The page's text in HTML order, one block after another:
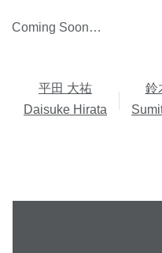
Coming Soon…
平田 大祐
Daisuke Hirata
鈴